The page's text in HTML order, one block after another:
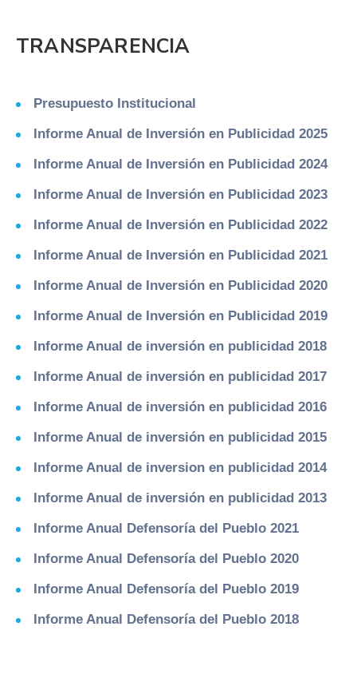
TRANSPARENCIA
Presupuesto Institucional
Informe Anual de Inversión en Publicidad 2025
Informe Anual de Inversión en Publicidad 2024
Informe Anual de Inversión en Publicidad 2023
Informe Anual de Inversión en Publicidad 2022
Informe Anual de Inversión en Publicidad 2021
Informe Anual de Inversión en Publicidad 2020
Informe Anual de Inversión en Publicidad 2019
Informe Anual de inversión en publicidad 2018
Informe Anual de inversión en publicidad 2017
Informe Anual de inversión en publicidad 2016
Informe Anual de inversión en publicidad 2015
Informe Anual de inversion en publicidad 2014
Informe Anual de inversión en publicidad 2013
Informe Anual Defensoría del Pueblo 2021
Informe Anual Defensoría del Pueblo 2020
Informe Anual Defensoría del Pueblo 2019
Informe Anual Defensoría del Pueblo 2018